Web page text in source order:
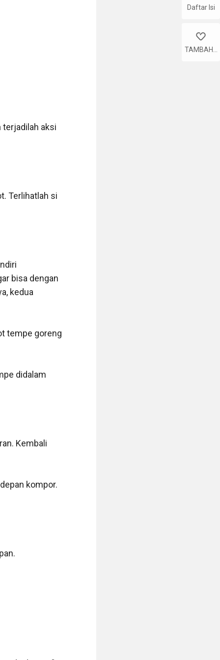
terjadilah aksi
Terlihatlah si
bisa dengan
kedua
tempe goreng
didalam
Kembali
kompor.
Daftar Isi
like
TAMBAHK